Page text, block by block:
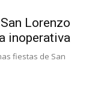
Lorenzo
inoperativa
fiestas de San